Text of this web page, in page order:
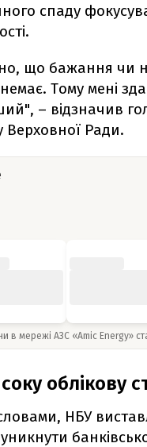
спаду
що бажання чи
Тому мені
– відзначив
Верховної Ради.
в мережі АЗС «Amic Energy»
облікову
НБУ